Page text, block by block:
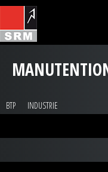
BTP INDUSTRIE